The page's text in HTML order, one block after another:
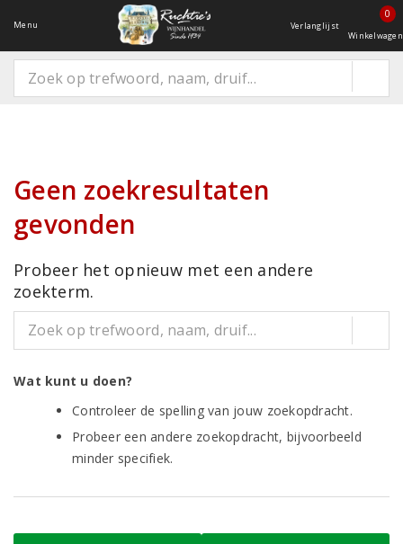
Menu Verlanglijst
0
Winkelwagen
Geen zoekresultaten
gevonden
Probeer het opnieuw met een andere
zoekterm.
Wat kunt u doen?
Controleer de spelling van jouw zoekopdracht.
Probeer een andere zoekopdracht, bijvoorbeeld
minder specifiek.